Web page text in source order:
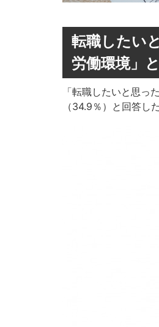
転職したい
労働環境」
「転職したいと思っ
（34.9％）と回答し